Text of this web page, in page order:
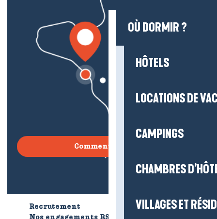
OÙ DORMIR ?
HÔTELS
LOCATIONS DE
CAMPINGS
CHAMBRES
VILLAGES ET
Comment venir ?
Recrutement
Qui sommes-nous ?
Nos engagements RSE